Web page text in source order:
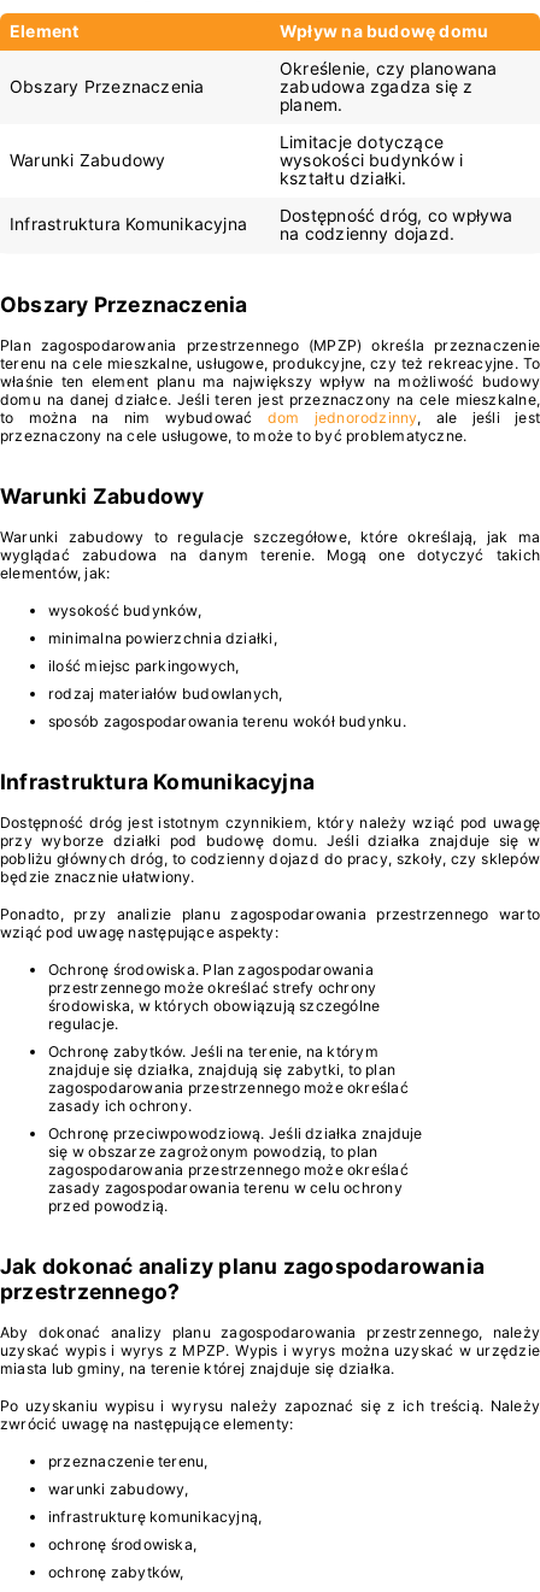
Element Wpływ na budowę domu
Obszary Przeznaczenia
Określenie, czy planowana
zabudowa zgadza się z
planem.
Warunki Zabudowy
Limitacje dotyczące
wysokości budynków i
kształtu działki.
Infrastruktura Komunikacyjna
Dostępność dróg, co wpływa
na codzienny dojazd.
Obszary Przeznaczenia
Plan zagospodarowania przestrzennego (MPZP) określa przeznaczenie
terenu na cele mieszkalne, usługowe, produkcyjne, czy też rekreacyjne. To
właśnie ten element planu ma największy wpływ na możliwość budowy
domu na danej działce. Jeśli teren jest przeznaczony na cele mieszkalne,
to można na nim wybudować dom jednorodzinny, ale jeśli jest
przeznaczony na cele usługowe, to może to być problematyczne.
Warunki Zabudowy
Warunki zabudowy to regulacje szczegółowe, które określają, jak ma
wyglądać zabudowa na danym terenie. Mogą one dotyczyć takich
elementów, jak:
wysokość budynków,
minimalna powierzchnia działki,
ilość miejsc parkingowych,
rodzaj materiałów budowlanych,
sposób zagospodarowania terenu wokół budynku.
Infrastruktura Komunikacyjna
Dostępność dróg jest istotnym czynnikiem, który należy wziąć pod uwagę
przy wyborze działki pod budowę domu. Jeśli działka znajduje się w
pobliżu głównych dróg, to codzienny dojazd do pracy, szkoły, czy sklepów
będzie znacznie ułatwiony.
Ponadto, przy analizie planu zagospodarowania przestrzennego warto
wziąć pod uwagę następujące aspekty:
Ochronę środowiska. Plan zagospodarowania
przestrzennego może określać strefy ochrony
środowiska, w których obowiązują szczególne
regulacje.
Ochronę zabytków. Jeśli na terenie, na którym
znajduje się działka, znajdują się zabytki, to plan
zagospodarowania przestrzennego może określać
zasady ich ochrony.
Ochronę przeciwpowodziową. Jeśli działka znajduje
się w obszarze zagrożonym powodzią, to plan
zagospodarowania przestrzennego może określać
zasady zagospodarowania terenu w celu ochrony
przed powodzią.
Jak dokonać analizy planu zagospodarowania
przestrzennego?
Aby dokonać analizy planu zagospodarowania przestrzennego, należy
uzyskać wypis i wyrys z MPZP. Wypis i wyrys można uzyskać w urzędzie
miasta lub gminy, na terenie której znajduje się działka.
Po uzyskaniu wypisu i wyrysu należy zapoznać się z ich treścią. Należy
zwrócić uwagę na następujące elementy:
przeznaczenie terenu,
warunki zabudowy,
infrastrukturę komunikacyjną,
ochronę środowiska,
ochronę zabytków,